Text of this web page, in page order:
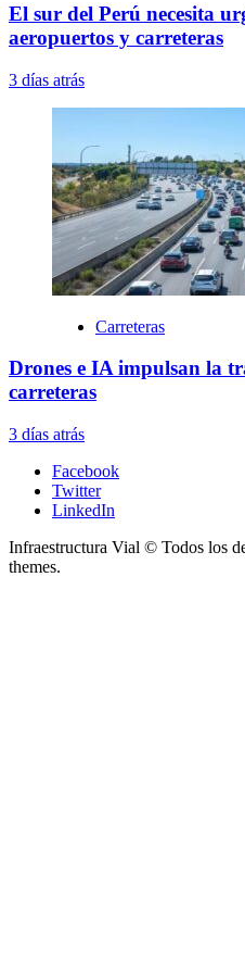
El sur del Perú necesita
aeropuertos y carreteras
3 días atrás
Carreteras
Drones e IA impulsan la
carreteras
3 días atrás
Facebook
Twitter
LinkedIn
Infraestructura Vial © Todos los
themes.